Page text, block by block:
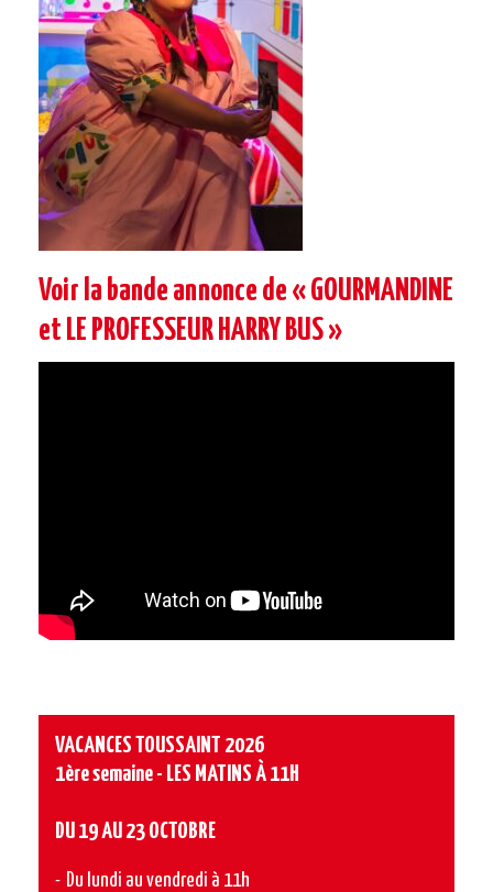
Voir la bande annonce de « GOURMANDINE
et LE PROFESSEUR HARRY BUS »
VACANCES TOUSSAINT 2026
1ère semaine - LES MATINS À 11H
DU 19 AU 23 OCTOBRE
Du lundi au vendredi à 11h